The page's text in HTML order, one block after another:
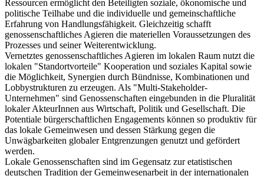
Ressourcen ermöglicht den Beteiligten soziale, ökonomische und
politische Teilhabe und die individuelle und gemeinschaftliche
Erfahrung von Handlungsfähigkeit. Gleichzeitig schafft
genossenschaftliches Agieren die materiellen Voraussetzungen des
Prozesses und seiner Weiterentwicklung.
Vernetztes genossenschaftliches Agieren im lokalen Raum nutzt die
lokalen "Standortvorteile" Kooperation und soziales Kapital sowie
die Möglichkeit, Synergien durch Bündnisse, Kombinationen und
Lobbystrukturen zu erzeugen. Als "Multi-Stakeholder-
Unternehmen" sind Genossenschaften eingebunden in die Pluralität
lokaler AkteurInnen aus Wirtschaft, Politik und Gesellschaft. Die
Potentiale bürgerschaftlichen Engagements können so produktiv für
das lokale Gemeinwesen und dessen Stärkung gegen die
Unwägbarkeiten globaler Entgrenzungen genutzt und gefördert
werden.
Lokale Genossenschaften sind im Gegensatz zur etatistischen
deutschen Tradition der Gemeinwesenarbeit in der internationalen